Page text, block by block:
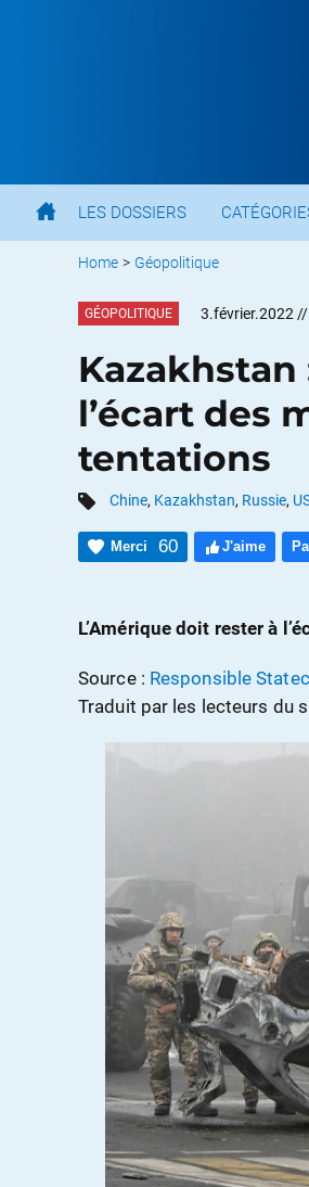
LES DOSSIERS
Home > Géopolitique
GÉOPOLITIQUE 3.février.2022 //
l’écart des
tentations
Chine, Kazakhstan, Russie,
Merci 60 J'aime
L’Amérique doit rester à
Source : Responsible
Traduit par les lecteurs du